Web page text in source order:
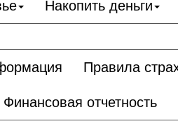
Накопить деньги
Правила
Финансовая отчетность